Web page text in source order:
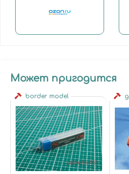
Может пригодится
border model